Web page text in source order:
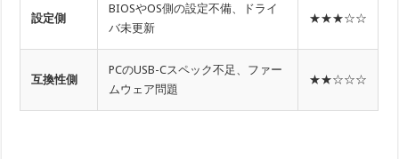
設定側
BIOSやOS側の設定不備、ドライ
バ未更新
★★★☆☆
互換性側
PCのUSB-Cスペック不足、ファー
ムウェア問題
★★☆☆☆